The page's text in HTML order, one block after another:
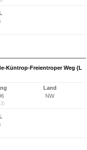
Küntrop-Freientroper Weg (L
Land
NW